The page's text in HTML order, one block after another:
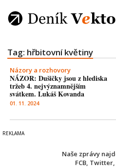
Tag: hřbitovní květiny
Názory a rozhovory
NÁZOR: Dušičky jsou z hlediska
tržeb 4. nejvýznamnějším
svátkem. Lukáš Kovanda
01. 11. 2024
Naše zprávy
FCB, Twitter,